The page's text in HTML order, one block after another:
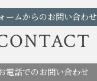
ームからのお問い合わせ
電話でのお問い合わせ